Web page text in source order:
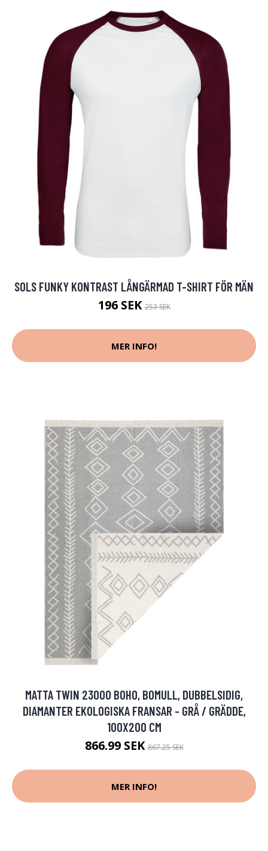
SOLS FUNKY KONTRAST LÅNGÄRMAD T-SHIRT FÖR MÄN
196 SEK253 SEK
MER INFO!
MATTA TWIN 23000 BOHO, BOMULL, DUBBELSIDIG,
DIAMANTER EKOLOGISKA FRANSAR - GRÅ / GRÄDDE,
100X200 CM
866.99 SEK867.25 SEK
MER INFO!